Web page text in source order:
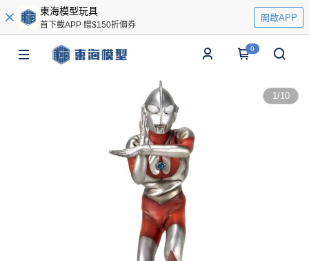
東海模型玩具
首下載APP 贈$150折價券
開啟APP
0
1/10